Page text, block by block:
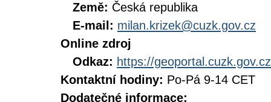
Země: Česká republika
E-mail: milan.krizek@cuzk.gov.cz
Online zdroj
Odkaz: https://geoportal.cuzk.gov.cz
Kontaktní hodiny: Po-Pá 9-14 CET
Dodatečné informace: